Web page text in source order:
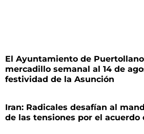
El Ayuntamiento de
mercadillo semanal al 14 de
festividad de la Asunción
Iran: Radicales desafían al
de las tensiones por el acuerdo